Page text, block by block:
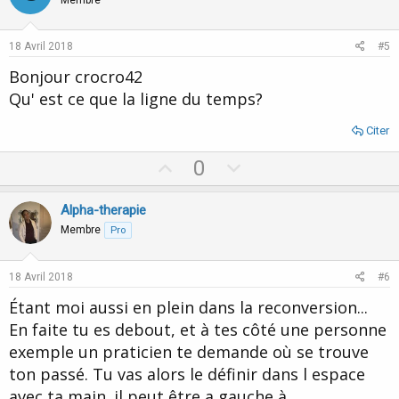
s
:
t
v
e
18 Avril 2018 #5
Bonjour crocro42
Qu' est ce que la ligne du temps?
Citer
p
0
o
e
Alpha-therapie
Membre Pro
18 Avril 2018 #6
Étant moi aussi en plein dans la reconversion...
En faite tu es debout, et à tes côté une personne
exemple un praticien te demande où se trouve
ton passé. Tu vas alors le définir dans l espace